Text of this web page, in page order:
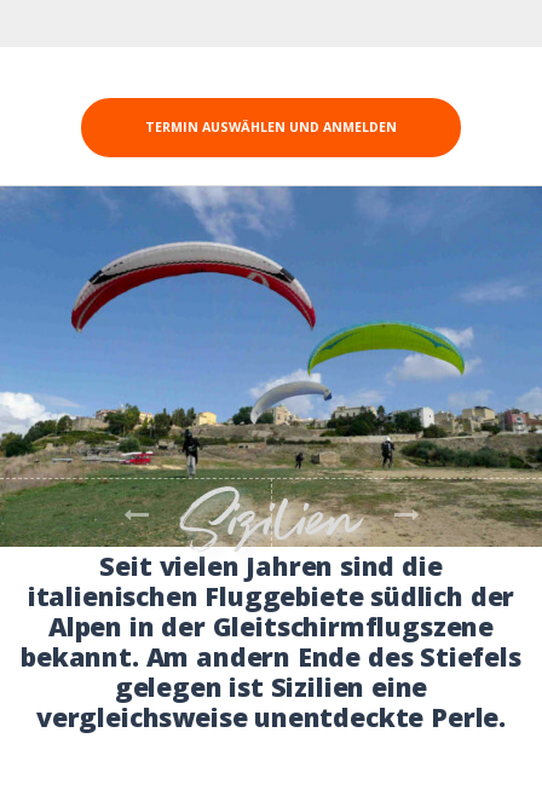
Vorher Weiter
TERMIN AUSWÄHLEN UND ANMELDEN
Sizilien
Seit vielen Jahren sind die
italienischen Fluggebiete südlich der
Alpen in der Gleitschirmflugszene
bekannt. Am andern Ende des Stiefels
gelegen ist Sizilien eine
vergleichsweise unentdeckte Perle.